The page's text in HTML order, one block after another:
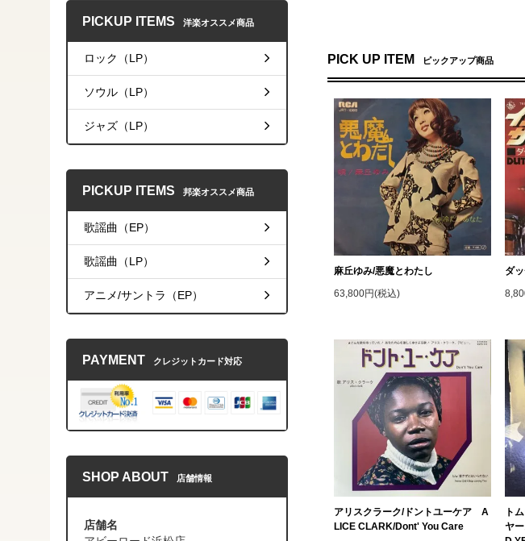
PICK UP ITEM ピックアップ商品
麻丘ゆみ/悪魔とわたし
63,800円(税込)
ダ
アリスクラーク/ドントユーケア A
LICE CLARK/Dont' You Care
ト
ヤ
PICKUP ITEMS 洋楽オススメ商品
ロック（LP）
ソウル（LP）
ジャズ（LP）
PICKUP ITEMS 邦楽オススメ商品
歌謡曲（EP）
歌謡曲（LP）
アニメ/サントラ（EP）
PAYMENT クレジットカード対応
SHOP ABOUT 店舗情報
店舗名